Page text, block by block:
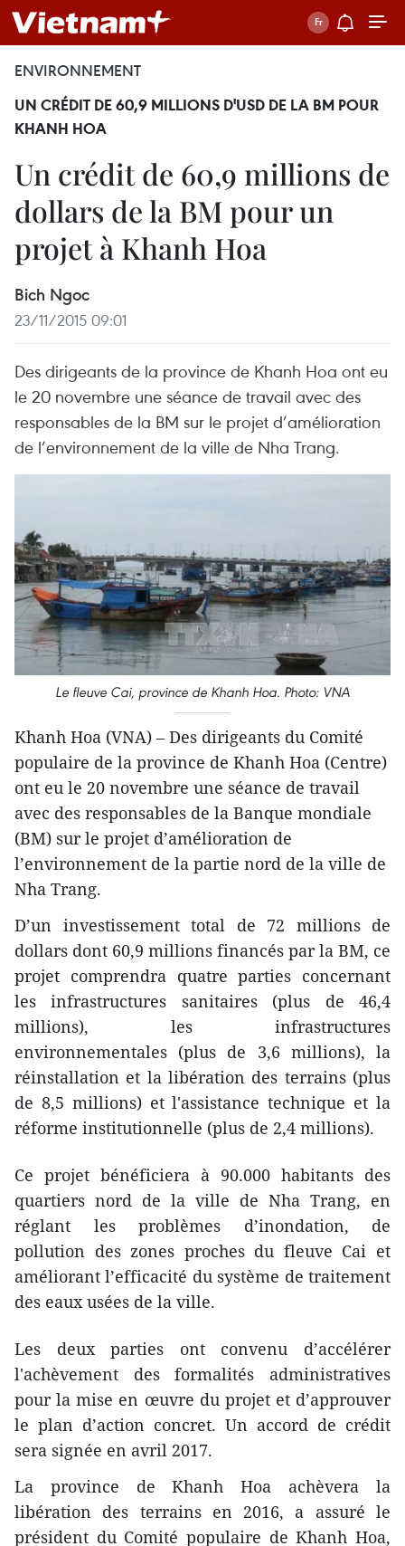
ENVIRONNEMENT
UN CRÉDIT DE 60,9 MILLIONS D'USD DE LA BM POUR
KHANH HOA
Un crédit de 60,9 millions de
dollars de la BM pour un
projet à Khanh Hoa
Bich Ngoc
23/11/2015 09:01
Des dirigeants de la province de Khanh Hoa ont eu
le 20 novembre une séance de travail avec ​des
responsables de la BM sur le projet d’amélioration
de l’environnement de la ville de Nha Trang.
Le fleuve Cai​, province de Khanh Hoa. Photo: VNA
Khanh Hoa (VNA) – ​Des dirigeants du Comité
populaire de la province de Khanh Hoa (Centre)
ont eu le 20 novembre une séance de travail
avec ​des responsables de la Banque mondiale
(BM) sur le projet d’amélioration de
l’environnement de la partie nord de la ville de
Nha Trang.
D’un investissement total de 72 millions de
dollars dont 60,9 millions financés par la BM, ce
projet comprendra quatre parties concernant
les infrastructures ​sanitaires (plus de 46,4
millions), les infrastructures
environnementales (plus de 3,6 millions), la
réinstallation et la libération des terrains (plus
de 8,5 millions) et l'assistance technique et la
réforme institutionnelle (plus de 2,4 millions).
Ce projet bénéficiera à 90.000 habitants des
quartiers nord de la ville de Nha Trang, en
réglant les problèmes d’inondation, de
pollution des zones proches du fleuve Cai et
améliorant l’efficacité du système de traitement
des eaux usées de la ville.
Les deux parties ont convenu d’accélérer
l'achèvement des formalités administratives
pour la mise en œuvre du projet et d’approuver
le plan d’action concret. Un accord de crédit
sera signée en avril 2017.
La province de Khanh Hoa achèvera la
libération des terrains en 2016, a ​assuré le
président d​u Comité populaire de Khanh Hoa,